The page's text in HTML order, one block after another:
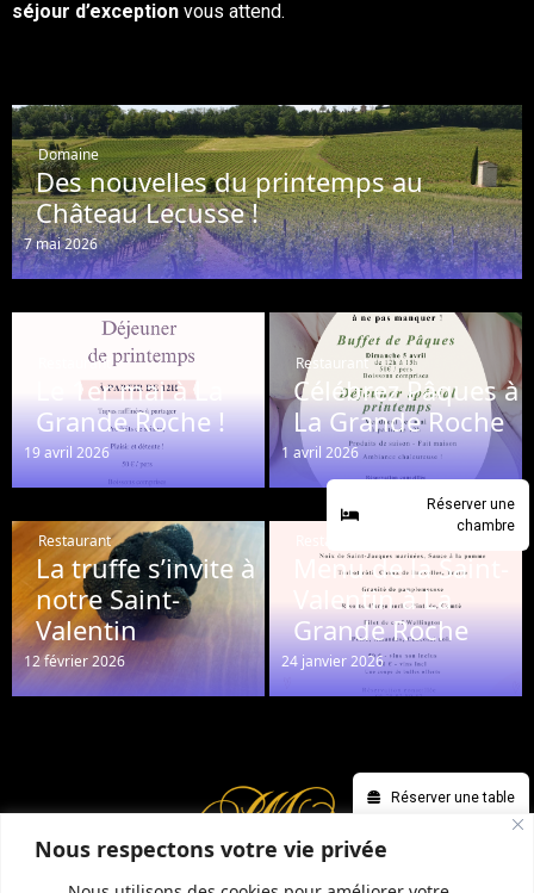
Nous respectons votre vie privée
Réserver une table
Réserver une
chambre
séjour d’exception vous attend.
Domaine
Des nouvelles du printemps au
Château Lecusse !
7 mai 2026
Restaurant
Le 1er mai à La
Grande Roche !
19 avril 2026
Restaurant
Célébrez Pâques à
La Grande Roche
1 avril 2026
Restaurant
La truffe s’invite à
notre Saint-
Valentin
12 février 2026
Menu de la Saint-
Valentin à La
Grande Roche
24 janvier 2026